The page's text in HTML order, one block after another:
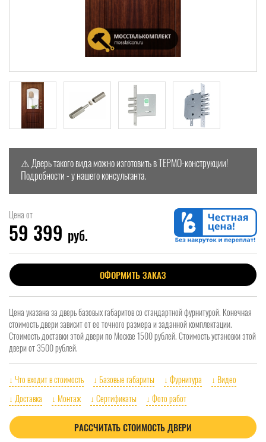
⚠️ Дверь такого вида можно изготовить в ТЕРМО-конструкции!
Подробности - у нашего консультанта.
Цена от
59 399 руб.
ОФОРМИТЬ ЗАКАЗ
Цена указана за дверь базовых габаритов со стандартной фурнитурой. Конечная
стоимость двери зависит от ее точного размера и заданной комплектации.
Стоимость доставки этой двери по Москве 1500 рублей. Стоимость установки этой
двери от 3500 рублей.
↓ Что входит в стоимость ↓ Базовые габариты ↓ Фурнитура
↓ Видео
↓ Доставка
↓ Монтаж ↓ Сертификаты ↓ Фото работ
РАССЧИТАТЬ СТОИМОСТЬ ДВЕРИ